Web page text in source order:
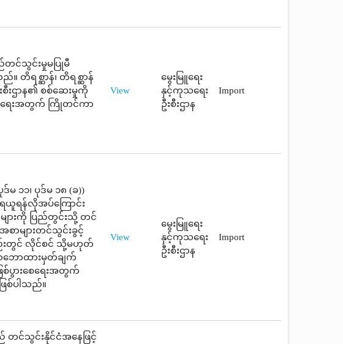
င်သွင်းမှုမပြုမီ
တိရစ္ဆာန်၊ တိရစ္ဆာန်
ဌာန၏ စစ်ဆေးမှုကို
ေရေးအတွက် ကြိုတင်ကာ
View
မွေးမြူရေး
နှင့်ကုသရေး
ဦးစီးဌာန
Import
မ ၁၁၊ ပုဒ်မ ၁၈ (ခ))
ရန်လိုအပ်ကြောင်း
များကို ပြည်တွင်းသို့ တင်
ာများတင်သွင်းခွင့်
းတွင် လိုင်စင် သို့မဟုတ်
ဘောထားမှတ်ချက်
စ်ပွားစေရေးအတွက်
စ်ပါသည်။
View
မွေးမြူရေး
နှင့်ကုသရေး
ဦးစီးဌာန
Import
တင်သွင်းနိုင်ငံအနေဖြင့်